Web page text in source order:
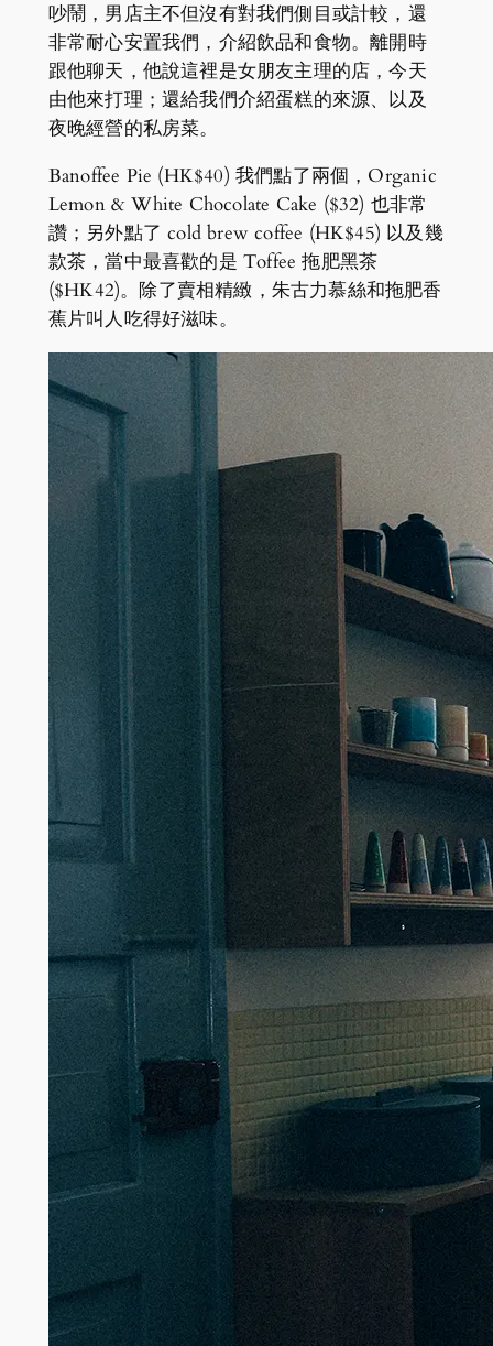
吵鬧，男店主不但沒有對我們側目或計較，還
非常耐心安置我們，介紹飲品和食物。離開時
跟他聊天，他說這裡是女朋友主理的店，今天
由他來打理；還給我們介紹蛋糕的來源、以及
夜晚經營的私房菜。
Banoffee Pie (HK$40) 我們點了兩個，Organic
Lemon & White Chocolate Cake ($32) 也非常
讚；另外點了 cold brew coffee (HK$45) 以及幾
款茶，當中最喜歡的是 Toffee 拖肥黑茶
($HK42)。除了賣相精緻，朱古力慕絲和拖肥香
蕉片叫人吃得好滋味。